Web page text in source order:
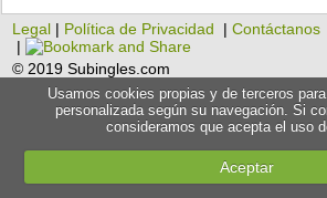
Legal | Política de Privacidad |Contáctanos
|
© 2019 Subingles.com
Usamos cookies propias y de terceros
personalizada según su navegación. Si
consideramos que acepta el uso
Aceptar